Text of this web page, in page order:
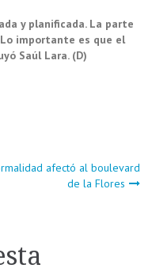
y planificada. La parte
importante es que el
Saúl Lara. (D)
afectó al boulevard
de la Flores